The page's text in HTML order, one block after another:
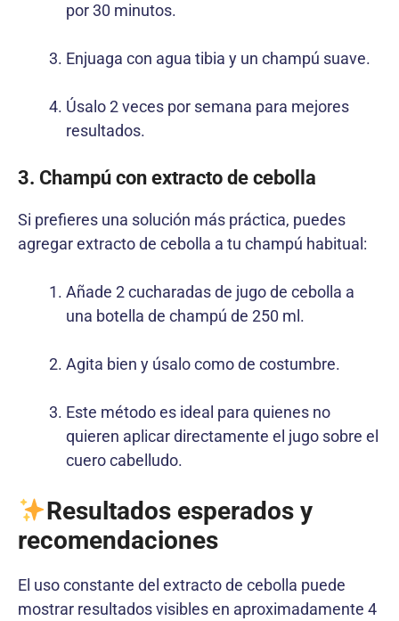
por 30 minutos.
Enjuaga con agua tibia y un champú suave.
Úsalo 2 veces por semana para mejores
resultados.
3. Champú con extracto de cebolla
Si prefieres una solución más práctica, puedes
agregar extracto de cebolla a tu champú habitual:
Añade 2 cucharadas de jugo de cebolla a
una botella de champú de 250 ml.
Agita bien y úsalo como de costumbre.
Este método es ideal para quienes no
quieren aplicar directamente el jugo sobre el
cuero cabelludo.
Resultados esperados y
recomendaciones
El uso constante del extracto de cebolla puede
mostrar resultados visibles en aproximadamente 4